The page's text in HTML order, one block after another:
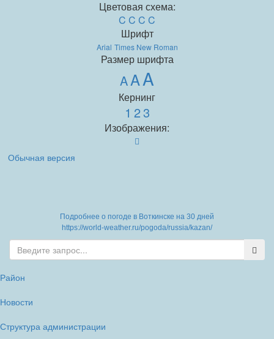
Цветовая схема:
C C C C
Шрифт
Arial Times New Roman
Размер шрифта
AAA
Кернинг
1 23
Изображения:
Обычная версия
Подробнее о погоде в Воткинске на 30 дней
https://world-weather.ru/pogoda/russia/kazan/
Район
Новости
Структура администрации